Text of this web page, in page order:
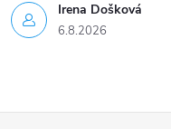
Irena Došková
6.8.2026